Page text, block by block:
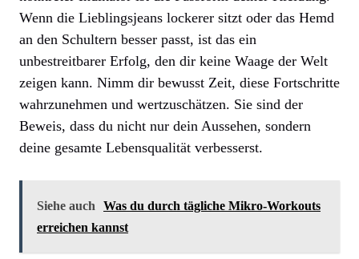
Wenn die Lieblingsjeans lockerer sitzt oder das Hemd
an den Schultern besser passt, ist das ein
unbestreitbarer Erfolg, den dir keine Waage der Welt
zeigen kann. Nimm dir bewusst Zeit, diese Fortschritte
wahrzunehmen und wertzuschätzen. Sie sind der
Beweis, dass du nicht nur dein Aussehen, sondern
deine gesamte Lebensqualität verbesserst.
Siehe auch
Was du durch tägliche Mikro-Workouts
erreichen kannst